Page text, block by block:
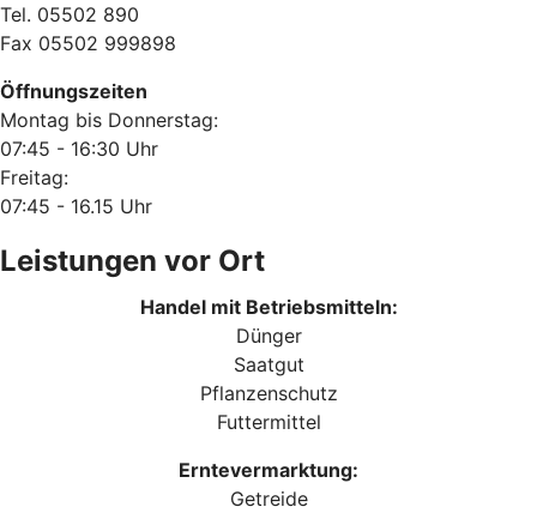
Tel. 05502 890
Fax 05502 999898
Öffnungszeiten
Montag bis Donnerstag:
07:45 - 16:30 Uhr
Freitag:
07:45 - 16.15 Uhr
Leistungen vor Ort
Handel mit Betriebsmitteln:
Dünger
Saatgut
Pflanzenschutz
Futtermittel
Erntevermarktung:
Getreide